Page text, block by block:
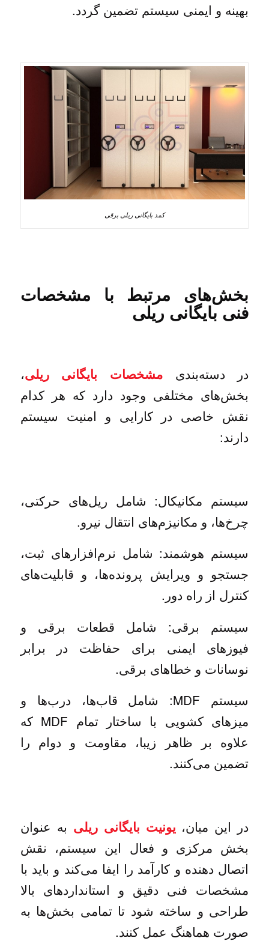
بهینه و ایمنی سیستم تضمین گردد.
کمد بایگانی ریلی برقی
بخش‌های مرتبط با مشخصات
فنی بایگانی ریلی
در دسته‌بندی مشخصات بایگانی ریلی،
بخش‌های مختلفی وجود دارد که هر کدام
نقش خاصی در کارایی و امنیت سیستم
دارند:
سیستم مکانیکال: شامل ریل‌های حرکتی،
چرخ‌ها، و مکانیزم‌های انتقال نیرو.
سیستم هوشمند: شامل نرم‌افزارهای ثبت،
جستجو و ویرایش پرونده‌ها، و قابلیت‌های
کنترل از راه دور.
سیستم برقی: شامل قطعات برقی و
فیوزهای ایمنی برای حفاظت در برابر
نوسانات و خطاهای برقی.
سیستم MDF: شامل قاب‌ها، درب‌ها و
میزهای کشویی با ساختار تمام MDF که
علاوه بر ظاهر زیبا، مقاومت و دوام را
تضمین می‌کنند.
در این میان، یونیت بایگانی ریلی به عنوان
بخش مرکزی و فعال این سیستم، نقش
اتصال دهنده و کارآمد را ایفا می‌کند و باید با
مشخصات فنی دقیق و استانداردهای بالا
طراحی و ساخته شود تا تمامی بخش‌ها به
صورت هماهنگ عمل کنند.